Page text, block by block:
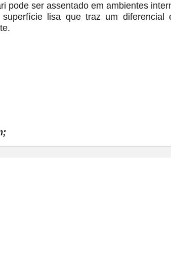
pode ser assentado em ambientes
lisa que traz um diferencial